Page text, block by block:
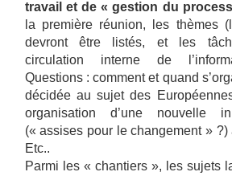
travail et de « gestion du
la première réunion, les thèmes
devront être listés, et les
circulation interne de
Questions : comment et quand
décidée au sujet des
organisation d’une nouvelle
(« assises pour le changement »
Etc..
Parmi les « chantiers », les sujets